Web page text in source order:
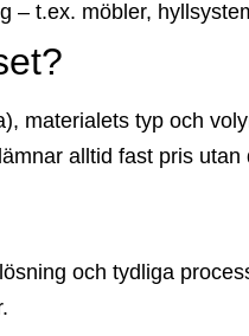
– t.ex. möbler,
materialets typ och
alltid fast pris utan
och tydliga